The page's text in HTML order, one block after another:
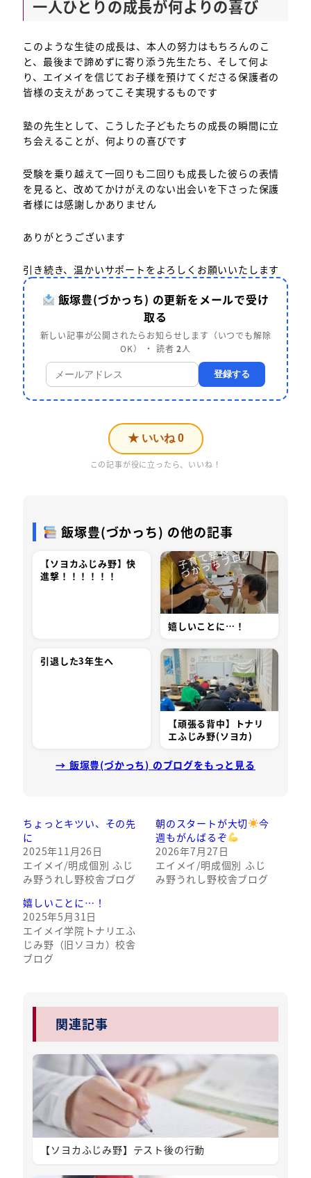
一人ひとりの成長が何よりの喜び
このような生徒の成長は、本人の努力はもちろんのこ
と、最後まで諦めずに寄り添う先生たち、そして何よ
り、エイメイを信じてお子様を預けてくださる保護者の
皆様の支えがあってこそ実現するものです
塾の先生として、こうした子どもたちの成長の瞬間に立
ち会えることが、何よりの喜びです
受験を乗り越えて一回りも二回りも成長した彼らの表情
を見ると、改めてかけがえのない出会いを下さった保護
者様には感謝しかありません
ありがとうございます
引き続き、温かいサポートをよろしくお願いいたします
飯塚豊(づかっち) の更新をメールで受け
取る
新しい記事が公開されたらお知らせします（いつでも解除
OK） ・ 読者2人
登録する
★ いいね 0
この記事が役に立ったら、いいね！
飯塚豊(づかっち) の他の記事
【ソヨカふじみ野】快
進撃！！！！！！
嬉しいことに…！
引退した3年生へ
【頑張る背中】トナリ
エふじみ野(ソヨカ)
→ 飯塚豊(づかっち) のブログをもっと見る
ちょっとキツい、その先
に
2025年11月26日
エイメイ/明成個別 ふじ
み野うれし野校舎ブログ
朝のスタートが大切
今
週もがんばるぞ
2026年7月27日
エイメイ/明成個別 ふじ
み野うれし野校舎ブログ
嬉しいことに…！
2025年5月31日
エイメイ学院トナリエふ
じみ野（旧ソヨカ）校舎
ブログ
関連記事
【ソヨカふじみ野】テスト後の行動